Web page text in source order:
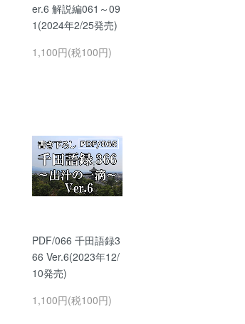
er.6 解説編061～09
1(2024年2/25発売)
1,100円(税100円)
PDF/066 千田語録3
66 Ver.6(2023年12/
10発売)
1,100円(税100円)